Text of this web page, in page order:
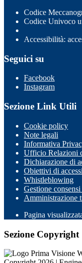
Codice
Codice Univoco
Accessibilità:
Seguici su
Facebook
Instagram
Sezione Link Utili
Cookie policy
Note legali
Informativa
Ufficio Relazioni
Dichiarazione di
Obiettivi di
Whistleblowing
Gestione
Amministrazione
Pagina
Sezione Copyright